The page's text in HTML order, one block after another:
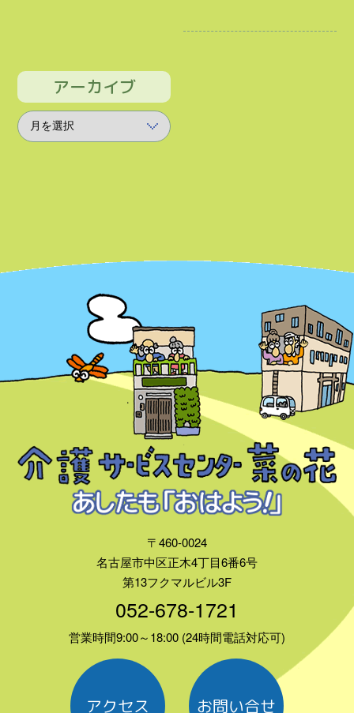
アーカイブ
〒460-0024
名古屋市中区正木4丁目6番6号
第13フクマルビル3F
052-678-1721
営業時間9:00～18:00 (24時間電話対応可)
アクセス お問い合せ